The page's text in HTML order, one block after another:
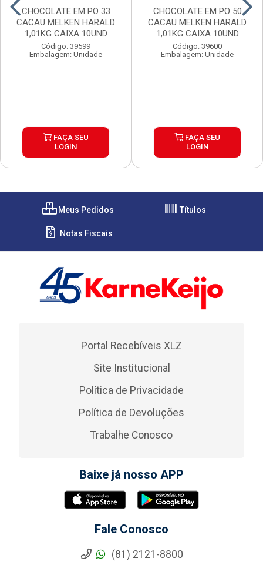
CHOCOLATE EM PO 33
CACAU MELKEN HARALD
1,01KG CAIXA 10UND
Código: 39599
Embalagem: Unidade
FAÇA SEU
LOGIN
CHOCOLATE EM PO 50
CACAU MELKEN HARALD
1,01KG CAIXA 10UND
Código: 39600
Embalagem: Unidade
FAÇA SEU
LOGIN
Meus Pedidos Títulos
Notas Fiscais
Portal Recebíveis XLZ
Site Institucional
Política de Privacidade
Política de Devoluções
Trabalhe Conosco
Baixe já nosso APP
Fale Conosco
(81) 2121-8800